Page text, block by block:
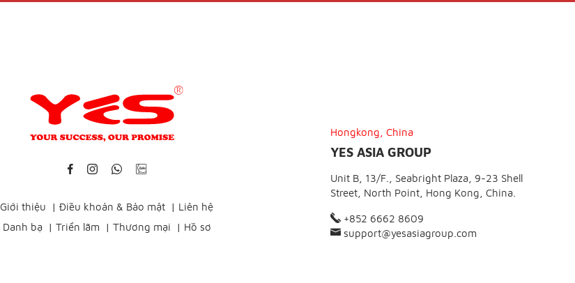
Giới thiệu | Điều khoản & Bảo mật | Liên hệ
Danh bạ
| Triển lãm | Thương mại | Hồ sơ
Hongkong, China
YES ASIA GROUP
Unit B, 13/F., Seabright Plaza, 9-23 Shell
Street, North Point, Hong Kong, China.
+852 6662 8609
support@yesasiagroup.com